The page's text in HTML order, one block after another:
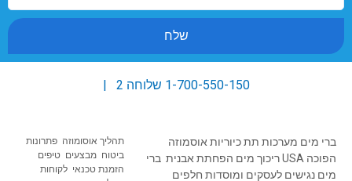
שלח
1-700-550-150 שלוחה 2 |
ברי מים מערכות תת כיוריות אוסמוזה
הפוכה USA
ריכוך מים הפחתת אבנית ברי
מים נגישים לעסקים ומוסדות חלפים
תהליך אוסומוזה פתרונות
ביטוח מבצעים טיפים
הזמנת טכנאי לקוחות